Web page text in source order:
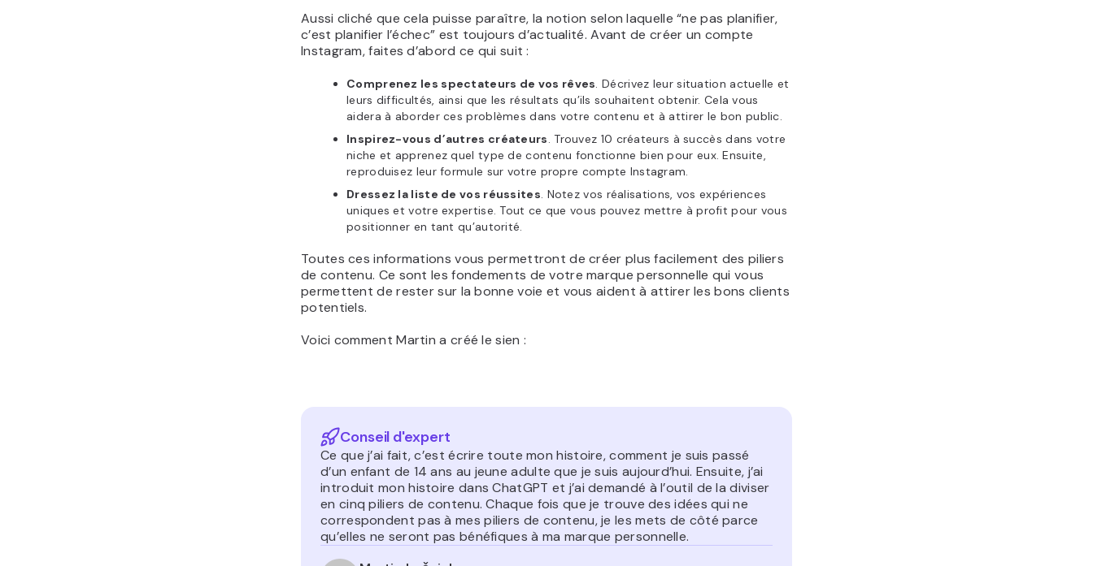
Aussi cliché que cela puisse paraître, la notion selon laquelle “ne pas planifier,
c’est planifier l’échec” est toujours d’actualité. Avant de créer un compte
Instagram, faites d’abord ce qui suit :
Comprenez les spectateurs de vos rêves. Décrivez leur situation actuelle et
leurs difficultés, ainsi que les résultats qu’ils souhaitent obtenir. Cela vous
aidera à aborder ces problèmes dans votre contenu et à attirer le bon public.
Inspirez-vous d’autres créateurs. Trouvez 10 créateurs à succès dans votre
niche et apprenez quel type de contenu fonctionne bien pour eux. Ensuite,
reproduisez leur formule sur votre propre compte Instagram.
Dressez la liste de vos réussites. Notez vos réalisations, vos expériences
uniques et votre expertise. Tout ce que vous pouvez mettre à profit pour vous
positionner en tant qu’autorité.
Toutes ces informations vous permettront de créer plus facilement des piliers
de contenu. Ce sont les fondements de votre marque personnelle qui vous
permettent de rester sur la bonne voie et vous aident à attirer les bons clients
potentiels.
Voici comment Martin a créé le sien :
Conseil d'expert
Ce que j’ai fait, c’est écrire toute mon histoire, comment je suis passé
d’un enfant de 14 ans au jeune adulte que je suis aujourd’hui. Ensuite, j’ai
introduit mon histoire dans ChatGPT et j’ai demandé à l’outil de la diviser
en cinq piliers de contenu. Chaque fois que je trouve des idées qui ne
correspondent pas à mes piliers de contenu, je les mets de côté parce
qu’elles ne seront pas bénéfiques à ma marque personnelle.